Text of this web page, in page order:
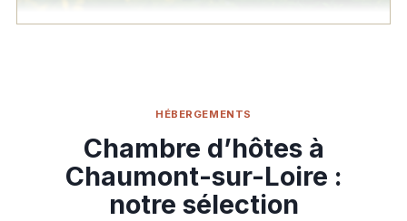
HÉBERGEMENTS
Chambre d’hôtes à
Chaumont-sur-Loire :
notre sélection